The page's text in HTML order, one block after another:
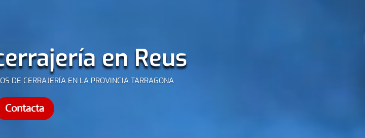
en Reus
DE CERRAJERÍA EN LA PROVINCIA TARRAGONA
Contacta